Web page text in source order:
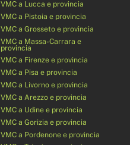
VMC a Lucca e provincia
VMC a Pistoia e provincia
VMC a Grosseto e provincia
VMC a Massa-Carrara e
provincia
VMC a Firenze e provincia
VMC a Pisa e provincia
VMC a Livorno e provincia
VMC a Arezzo e provincia
VMC a Udine e provincia
VMC a Gorizia e provincia
VMC a Pordenone e provincia